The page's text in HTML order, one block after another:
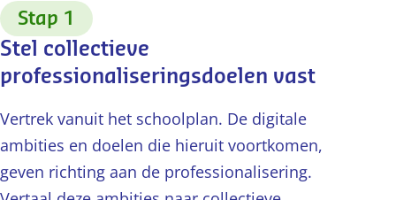
Stap 1
Stel collectieve
professionaliseringsdoelen vast
Vertrek vanuit het schoolplan. De digitale
ambities en doelen die hieruit voortkomen,
geven richting aan de professionalisering.